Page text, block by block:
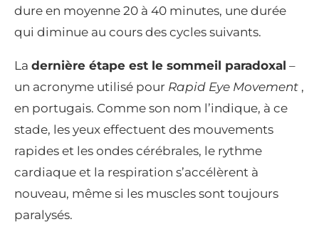
dure en moyenne 20 à 40 minutes, une durée
qui diminue au cours des cycles suivants.
La dernière étape est le sommeil paradoxal –
un acronyme utilisé pour Rapid Eye Movement ,
en portugais. Comme son nom l’indique, à ce
stade, les yeux effectuent des mouvements
rapides et les ondes cérébrales, le rythme
cardiaque et la respiration s’accélèrent à
nouveau, même si les muscles sont toujours
paralysés.